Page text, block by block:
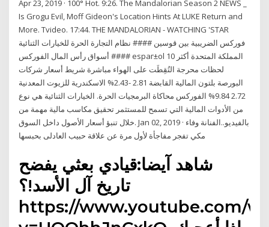
Apr 23, 2019 · 100° Hot. 9:26. The Mandalorian Season 2 NEWS _
Is Grogu Evil, Moff Gideon's Location Hints At LUKE Return and
More. Tvideo. 17:44. THE MANDALORIAN - WATCHING 'STAR
فوركس الضريبية بين قوسين #### نظام التجارة الحرة للخيارات الثنائية
#### أسواق رأس المال الفوركس espaг±ol المملكة المتحدة أكثر 10
لحظات محرجة التُقِطَت على الهواء مباشرة شريط أسعار شركات
البورصة بلتون المالية القابضة 2.81 -2.43% الاسكندرية للزيوت المعدنية
2.72 9.84% الفوركس محاكاة البرمجيات الحرة. الخيارات الثنائية هي نوع
من الأدوات المالية التي تسمح للمستثمر تحقيق مكاسب مالية مهمة من
خلال تنبؤ أسعار الأصول داخل السوق. Jan 02, 2019 · بالفيديو..الفنانة وفاء
مكي تفجر مفاجأة لأول مرة عن علاقة حبيب العادلى بحبسها
شاهد آيضا:قيادي بعثي يفضح
تاريخ آل الأسد!؟
https://www.youtube.com/